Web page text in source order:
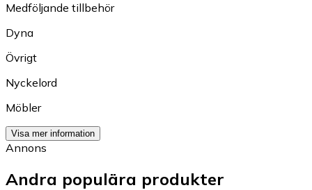
Medföljande tillbehör
Dyna
Övrigt
Nyckelord
Möbler
Visa mer information
Annons
Andra populära produkter